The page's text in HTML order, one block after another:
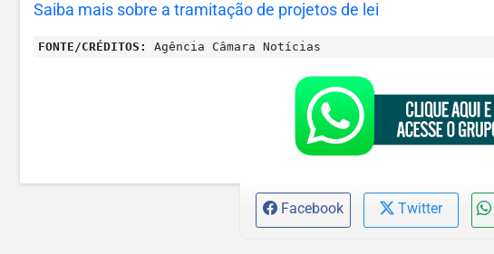
Saiba mais sobre a tramitação de projetos de lei
FONTE/CRÉDITOS: Agência Câmara Notícias
Facebook Twitter